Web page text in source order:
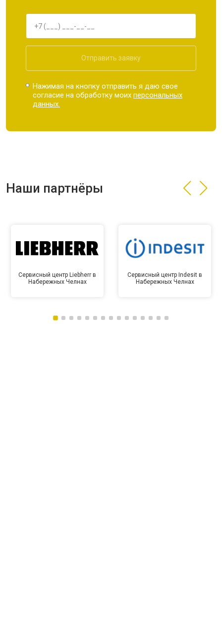
Отправить заявку
Нажимая на кнопку отправить я даю свое
согласие на обработку моихперсональных
данных.
Наши партнёры
Сервисный центр Liebherr в
Набережных Челнах
Сервисный центр Indesit в
Набережных Челнах